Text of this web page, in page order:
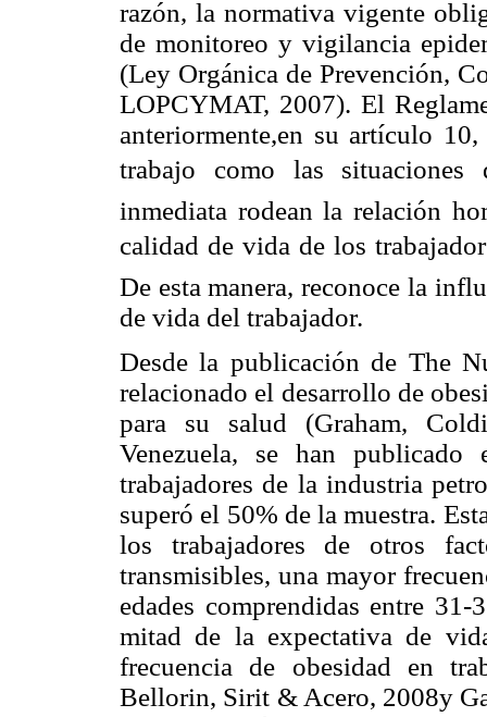
razón, la normativa vigente
de monitoreo y vigilancia
(Ley Orgánica de Prevención,
LOPCYMAT, 2007). El
anteriormente,en su artículo
trabajo como las
inmediata rodean la relación
calidad de vida de los
De esta manera, reconoce la
de vida del trabajador.
Desde la publicación de The
relacionado el desarrollo de
para su salud (Graham,
Venezuela, se han publicado
trabajadores de la industria
superó el 50% de la muestra.
los trabajadores de otros
transmisibles, una mayor
edades comprendidas entre
mitad de la expectativa de
frecuencia de obesidad en
Bellorin, Sirit & Acero, 2008y